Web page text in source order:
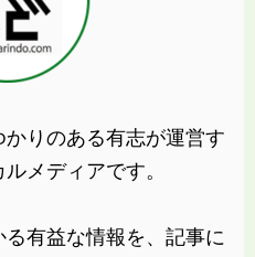
りのある有志が運営す
メディアです。
有益な情報を、記事に